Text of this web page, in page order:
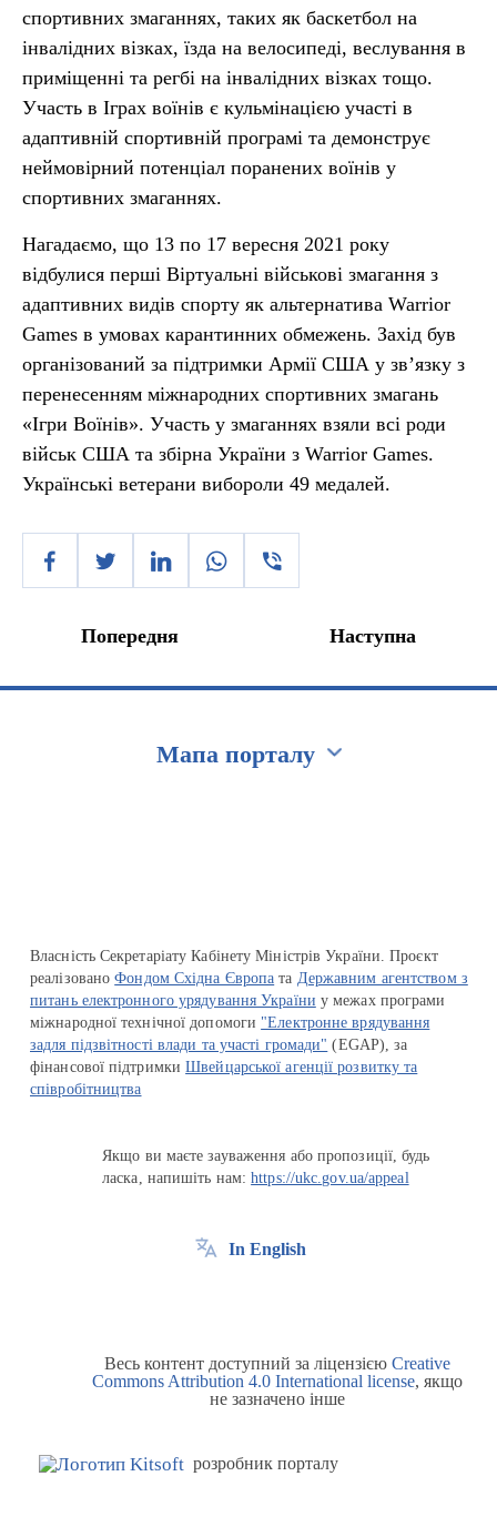
спортивних змаганнях, таких як баскетбол на
інвалідних візках, їзда на велосипеді, веслування в
приміщенні та регбі на інвалідних візках тощо.
Участь в Іграх воїнів є кульмінацією участі в
адаптивній спортивній програмі та демонструє
неймовірний потенціал поранених воїнів у
спортивних змаганнях.
Нагадаємо, що 13 по 17 вересня 2021 року
відбулися перші Віртуальні військові змагання з
адаптивних видів спорту як альтернатива Warrior
Games в умовах карантинних обмежень. Захід був
організований за підтримки Армії США у зв’язку з
перенесенням міжнародних спортивних змагань
«Ігри Воїнів». Участь у змаганнях взяли всі роди
військ США та збірна України з Warrior Games.
Українські ветерани вибороли 49 медалей.
Попередня Наступна
Мапа порталу
Власність Секретаріату Кабінету Міністрів України. Проєкт
реалізованоФондом Східна Європа та Державним агентством з
питань електронного урядування України у межах програми
міжнародної технічної допомоги "Електронне врядування
задля підзвітності влади та участі громади" (EGAP), за
фінансової підтримкиШвейцарської агенції розвитку та
співробітництва
Якщо ви маєте зауваження або пропозиції, будь
ласка, напишіть нам:https://ukc.gov.ua/appeal
In English
Весь контент доступний за ліцензією Creative
Commons Attribution 4.0 International license, якщо
не зазначено інше
розробник порталу